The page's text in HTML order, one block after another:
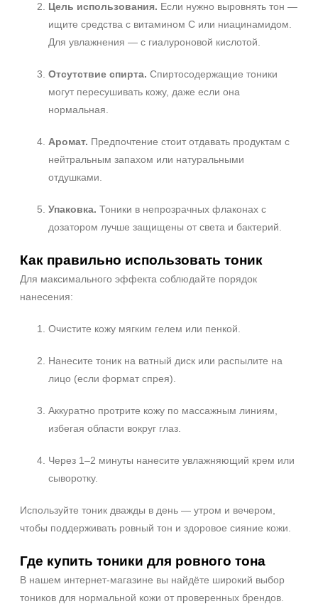
Цель использования. Если нужно выровнять тон —
ищите средства с витамином С или ниацинамидом.
Для увлажнения — с гиалуроновой кислотой.
Отсутствие спирта. Спиртосодержащие тоники
могут пересушивать кожу, даже если она
нормальная.
Аромат. Предпочтение стоит отдавать продуктам с
нейтральным запахом или натуральными
отдушками.
Упаковка. Тоники в непрозрачных флаконах с
дозатором лучше защищены от света и бактерий.
Как правильно использовать тоник
Для максимального эффекта соблюдайте порядок
нанесения:
Очистите кожу мягким гелем или пенкой.
Нанесите тоник на ватный диск или распылите на
лицо (если формат спрея).
Аккуратно протрите кожу по массажным линиям,
избегая области вокруг глаз.
Через 1–2 минуты нанесите увлажняющий крем или
сыворотку.
Используйте тоник дважды в день — утром и вечером,
чтобы поддерживать ровный тон и здоровое сияние кожи.
Где купить тоники для ровного тона
В нашем интернет-магазине вы найдёте широкий выбор
тоников для нормальной кожи от проверенных брендов.